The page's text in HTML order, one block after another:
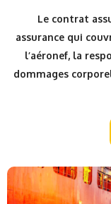
Le contrat
assurance qui
l’aéronef, la
dommages